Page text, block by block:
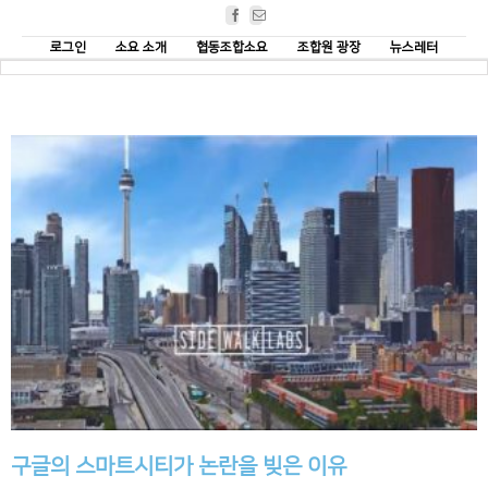
Facebook
로그인
소요 소개 협동조합소요 조합원 광장 뉴스레터
구글의 스마트시티가 논란을 빚은 이유